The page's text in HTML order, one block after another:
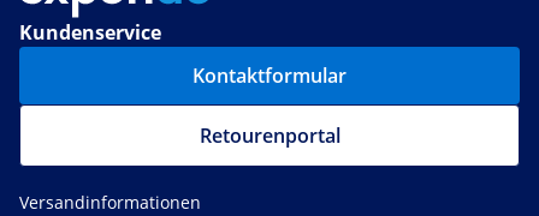
Kundenservice
Kontaktformular
Retourenportal
Versandinformationen